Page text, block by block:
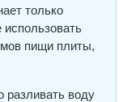
только
пищи плиты,
разливать воду